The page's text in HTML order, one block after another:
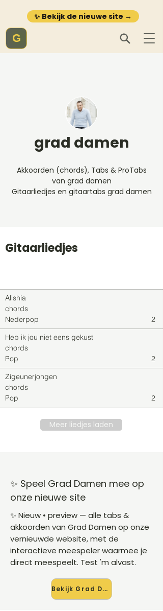
✨ Bekijk de nieuwe site →
G
grad damen
Akkoorden (chords), Tabs & ProTabs
van grad damen
Gitaarliedjes en gitaartabs grad damen
Gitaarliedjes
Alishia
chords
Nederpop
2
Heb ik jou niet eens gekust
chords
Pop
2
Zigeunerjongen
chords
Pop
2
Meer liedjes laden
✨ Speel Grad Damen mee op
onze nieuwe site
✨ Nieuw • preview — alle tabs &
akkoorden van Grad Damen op onze
vernieuwde website, met de
interactieve meespeler waarmee je
direct meespeelt. Test 'm alvast.
Bekijk Grad Damen →